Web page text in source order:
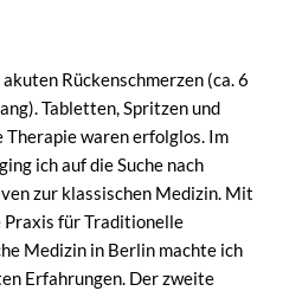
Rückenschmerzen (ca. 6
Tabletten, Spritzen und
Therapie waren erfolglos. Im
ich auf die Suche nach
zur klassischen Medizin. Mit
Praxis für Traditionelle
Medizin in Berlin machte ich
Erfahrungen. Der zweite